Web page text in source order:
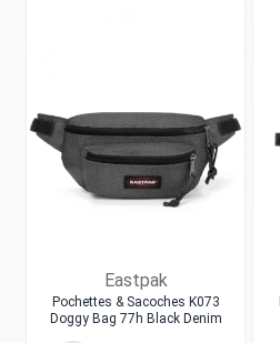
Eastpak
Pochettes & Sacoches K073
Doggy Bag 77h Black Denim